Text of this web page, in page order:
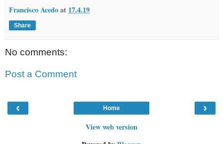
Francisco Acedoat 17.4.19
Share
No comments:
Post a Comment
‹ ›
Home
View web version